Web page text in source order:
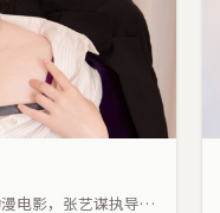
电影，张艺谋执导，